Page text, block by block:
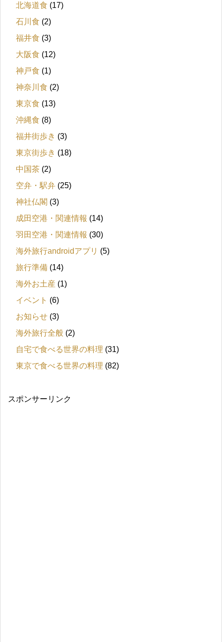
北海道食 (17)
石川食 (2)
福井食 (3)
大阪食 (12)
神戸食 (1)
神奈川食 (2)
東京食 (13)
沖縄食 (8)
福井街歩き (3)
東京街歩き (18)
中国茶 (2)
空弁・駅弁 (25)
神社仏閣 (3)
成田空港・関連情報 (14)
羽田空港・関連情報 (30)
海外旅行androidアプリ (5)
旅行準備 (14)
海外お土産 (1)
イベント (6)
お知らせ (3)
海外旅行全般 (2)
自宅で食べる世界の料理 (31)
東京で食べる世界の料理 (82)
スポンサーリンク